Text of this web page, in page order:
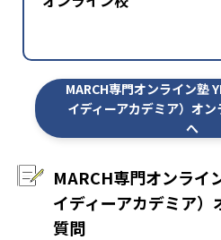
MARCH専門オンライン塾
イディーアカデミア）オ
へ
MARCH専門オンライ
イディーアカデミア
質問